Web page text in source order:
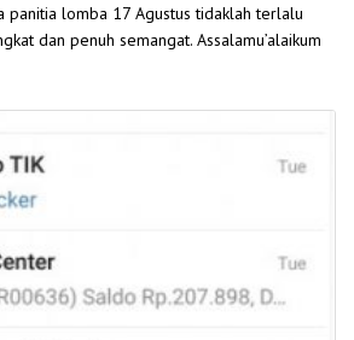
panitia lomba 17 Agustus tidaklah terlalu
dan penuh semangat. Assalamu’alaikum